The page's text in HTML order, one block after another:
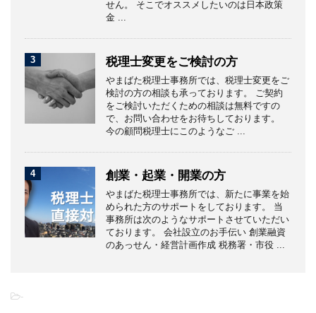
せん。 そこでオススメしたいのは日本政策
金 ...
3 税理士変更をご検討の方
やまばた税理士事務所では、税理士変更をご
検討の方の相談も承っております。 ご契約
をご検討いただくための相談は無料ですの
で、お問い合わせをお待ちしております。
今の顧問税理士にこのようなご ...
4 創業・起業・開業の方
やまばた税理士事務所では、新たに事業を始
められた方のサポートをしております。 当
事務所は次のようなサポートさせていただい
ております。 会社設立のお手伝い 創業融資
のあっせん・経営計画作成 税務署・市役 ...
-